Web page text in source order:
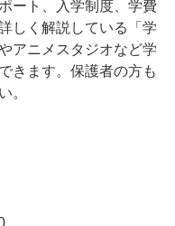
ート、入学制度、学費
しく解説している「学
アニメスタジオなど学
きます。保護者の方も
。